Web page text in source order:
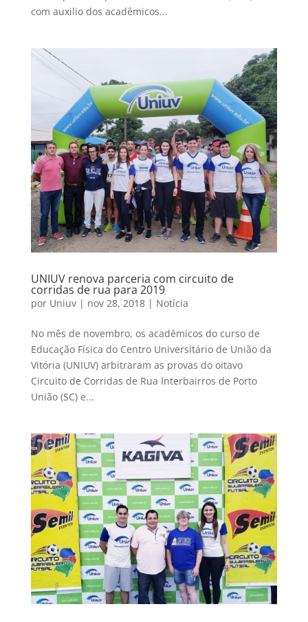
com auxilio dos acadêmicos...
UNIUV renova parceria com circuito de
corridas de rua para 2019
por Uniuv| nov 28, 2018| Notícia
No mês de novembro, os acadêmicos do curso de
Educação Física do Centro Universitário de União da
Vitória (UNIUV) arbitraram as provas do oitavo
Circuito de Corridas de Rua Interbairros de Porto
União (SC) e...